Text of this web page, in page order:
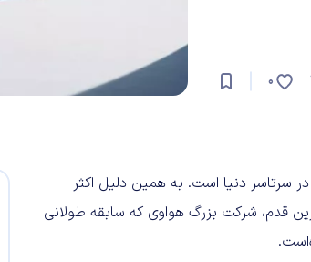
0
دنیا است. به همین دلیل اکثر
قدم، شرکت بزرگ هواوی که سابقه طولانی